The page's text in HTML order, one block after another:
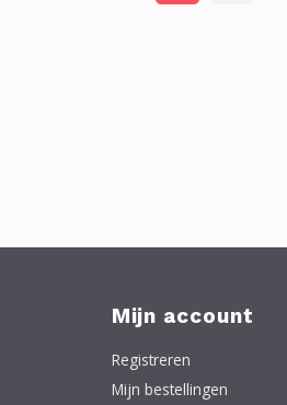
Mijn account
Registreren
Mijn bestellingen